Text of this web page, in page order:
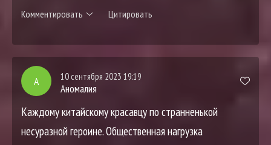
Комментировать Цитировать
А 10 сентября 2023 19:19
Аномалия
Каждому китайскому красавцу по странненькой
несуразной героине. Общественная нагрузка